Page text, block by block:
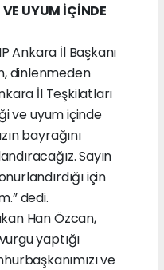
VE UYUM İÇİNDE
Ankara İl Başkanı
dinlenmeden
İl Teşkilatları
ve uyum içinde
bayrağını
Sayın
için
dedi.
Han Özcan,
yaptığı
ve